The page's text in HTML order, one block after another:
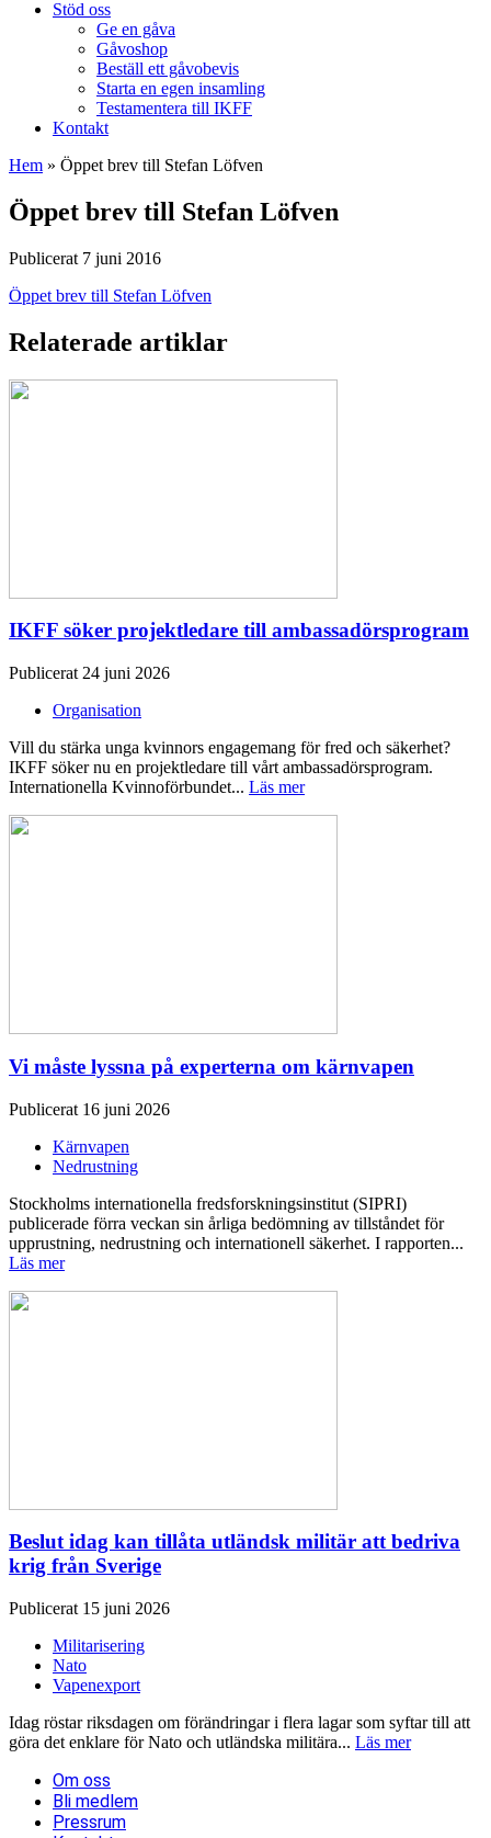
Stöd oss
Ge en gåva
Gåvoshop
Beställ ett gåvobevis
Starta en egen insamling
Testamentera till IKFF
Kontakt
Hem » Öppet brev till Stefan Löfven
Öppet brev till Stefan Löfven
Publicerat 7 juni 2016
Öppet brev till Stefan Löfven
Relaterade artiklar
IKFF söker projektledare till ambassadörsprogram
Publicerat 24 juni 2026
Organisation
Vill du stärka unga kvinnors engagemang för fred och säkerhet?
IKFF söker nu en projektledare till vårt ambassadörsprogram.
Internationella Kvinnoförbundet... Läs mer
Vi måste lyssna på experterna om kärnvapen
Publicerat 16 juni 2026
Kärnvapen
Nedrustning
Stockholms internationella fredsforskningsinstitut (SIPRI)
publicerade förra veckan sin årliga bedömning av tillståndet för
upprustning, nedrustning och internationell säkerhet. I rapporten...
Läs mer
Beslut idag kan tillåta utländsk militär att bedriva
krig från Sverige
Publicerat 15 juni 2026
Militarisering
Nato
Vapenexport
Idag röstar riksdagen om förändringar i flera lagar som syftar till att
göra det enklare för Nato och utländska militära... Läs mer
Om oss
Bli medlem
Pressrum